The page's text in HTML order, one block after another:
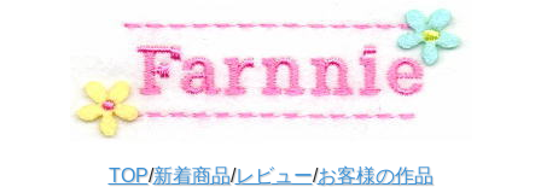
TOP/新着商品/レビュー/お客様の作品